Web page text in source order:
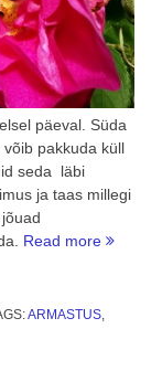
päeval. Süda
pakkuda küll
seda läbi
ja taas millegi
Read more “Süda
ARMASTUS,